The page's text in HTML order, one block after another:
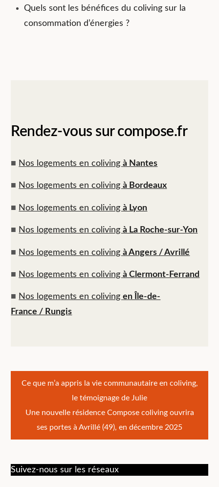
Quels sont les bénéfices du coliving sur la
consommation d’énergies ?
Rendez-vous sur compose.fr
■ Nos logements en colivingà Nantes
■ Nos logements en colivingà Bordeaux
■ Nos logements en colivingà Lyon
■ Nos logements en colivingà La Roche-sur-Yon
■ Nos logements en colivingà Angers / Avrillé
■ Nos logements en colivingà Clermont-Ferrand
■ Nos logements en colivingen Île-de-
France / Rungis
Navigation
de
l’article
Ce que m’a appris la vie communautaire en coliving,
le témoignage de Julie
Une nouvelle résidence Compose coliving ouvrira
ses portes à Avrillé (49), en décembre 2025
Suivez-nous sur les réseaux